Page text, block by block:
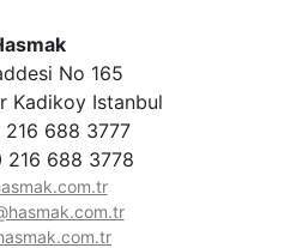
No 165
Kadikoy Istanbul
688 3777
216 688 3778